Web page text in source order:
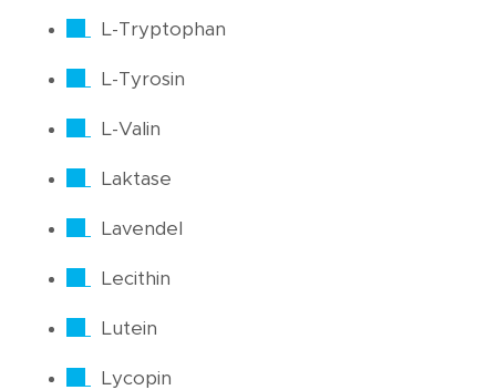
L-Tryptophan
L-Tyrosin
L-Valin
Laktase
Lavendel
Lecithin
Lutein
Lycopin